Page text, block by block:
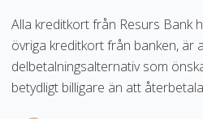
Alla kreditkort från Resurs Bank
övriga kreditkort från banken, är
delbetalningsalternativ som
betydligt billigare än att